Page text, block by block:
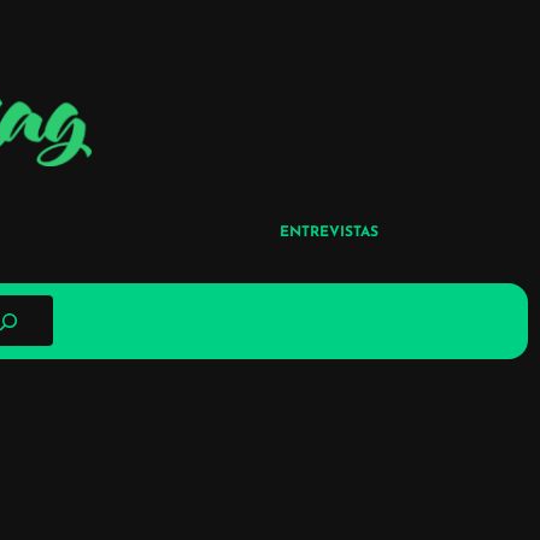
ENTREVISTAS